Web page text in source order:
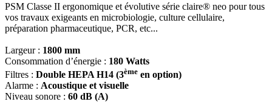
PSM Classe II ergonomique et évolutive série claire® neo pour tous
vos travaux exigeants en microbiologie, culture cellulaire,
préparation pharmaceutique, PCR, etc...
Largeur : 1800 mm
Consommation d’énergie : 180 Watts
Filtres : Double HEPA H14 (3ème en option)
Alarme : Acoustique et visuelle
Niveau sonore : 60 dB (A)